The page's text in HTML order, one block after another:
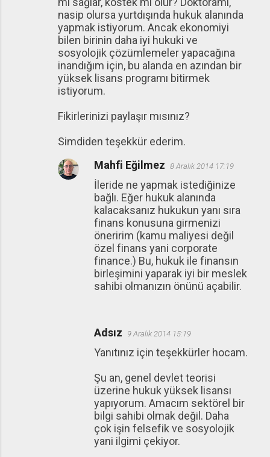
nasip olursa yurtdışında hukuk alanında
yapmak istiyorum. Ancak ekonomiyi
bilen birinin daha iyi hukuki ve
sosyolojik çözümlemeler yapacağına
inandığım için, bu alanda en azından bir
yüksek lisans programı bitirmek
istiyorum.
Fikirlerinizi paylaşır mısınız?
Simdiden teşekkür ederim.
Mahfi Eğilmez 8 Aralık 2014 17:19
İleride ne yapmak istediğinize
bağlı. Eğer hukuk alanında
kalacaksanız hukukun yanı sıra
finans konusuna girmenizi
öneririm (kamu maliyesi değil
özel finans yani corporate
finance.) Bu, hukuk ile finansın
birleşimini yaparak iyi bir meslek
sahibi olmanızın önünü açabilir.
Adsız 9 Aralık 2014 15:19
Yanıtınız için teşekkürler hocam.
Şu an, genel devlet teorisi
üzerine hukuk yüksek lisansı
yapıyorum. Amacım sektörel bir
bilgi sahibi olmak değil. Daha
çok işin felsefik ve sosyolojik
yani ilgimi çekiyor.